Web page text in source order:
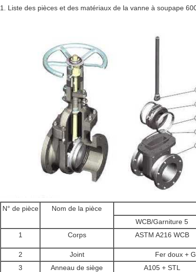
1. Liste des pièces et des matériaux de la vanne à soupape
N° de pièce Nom de la pièce
WCB/Garniture 5
1
Corps ASTM A216 WCB
2 Joint
Fer doux +
3
Anneau de siège A105 + STL